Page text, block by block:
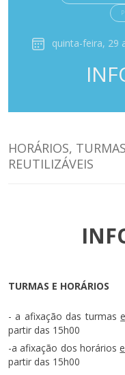
quinta-feira, 29
HORÁRIOS,
REUTILIZÁVEIS
TURMAS E HORÁRIOS
- a afixação das turmas
partir das 15h00
-a afixação dos horários
partir das 15h00